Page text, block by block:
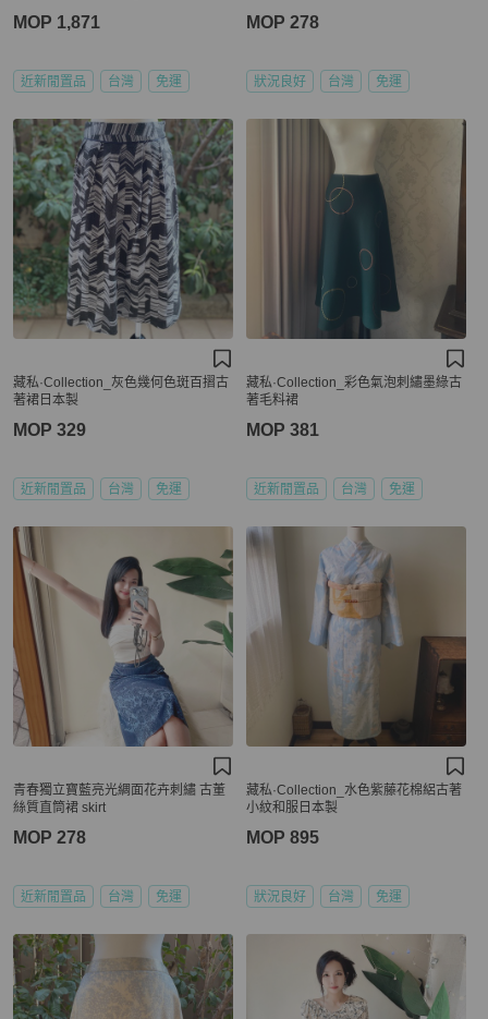
MOP 1,871
近新閒置品 台灣 免運
MOP 278
狀況良好 台灣 免運
藏私·Collection_灰色幾何色斑百摺古
著裙日本製
MOP 329
近新閒置品 台灣 免運
藏私·Collection_彩色氣泡刺繡墨綠古
著毛料裙
MOP 381
近新閒置品 台灣 免運
青春獨立寶藍亮光綢面花卉刺繡 古董
絲質直筒裙 skirt
MOP 278
近新閒置品 台灣 免運
藏私·Collection_水色紫藤花棉絽古著
小紋和服日本製
MOP 895
狀況良好 台灣 免運